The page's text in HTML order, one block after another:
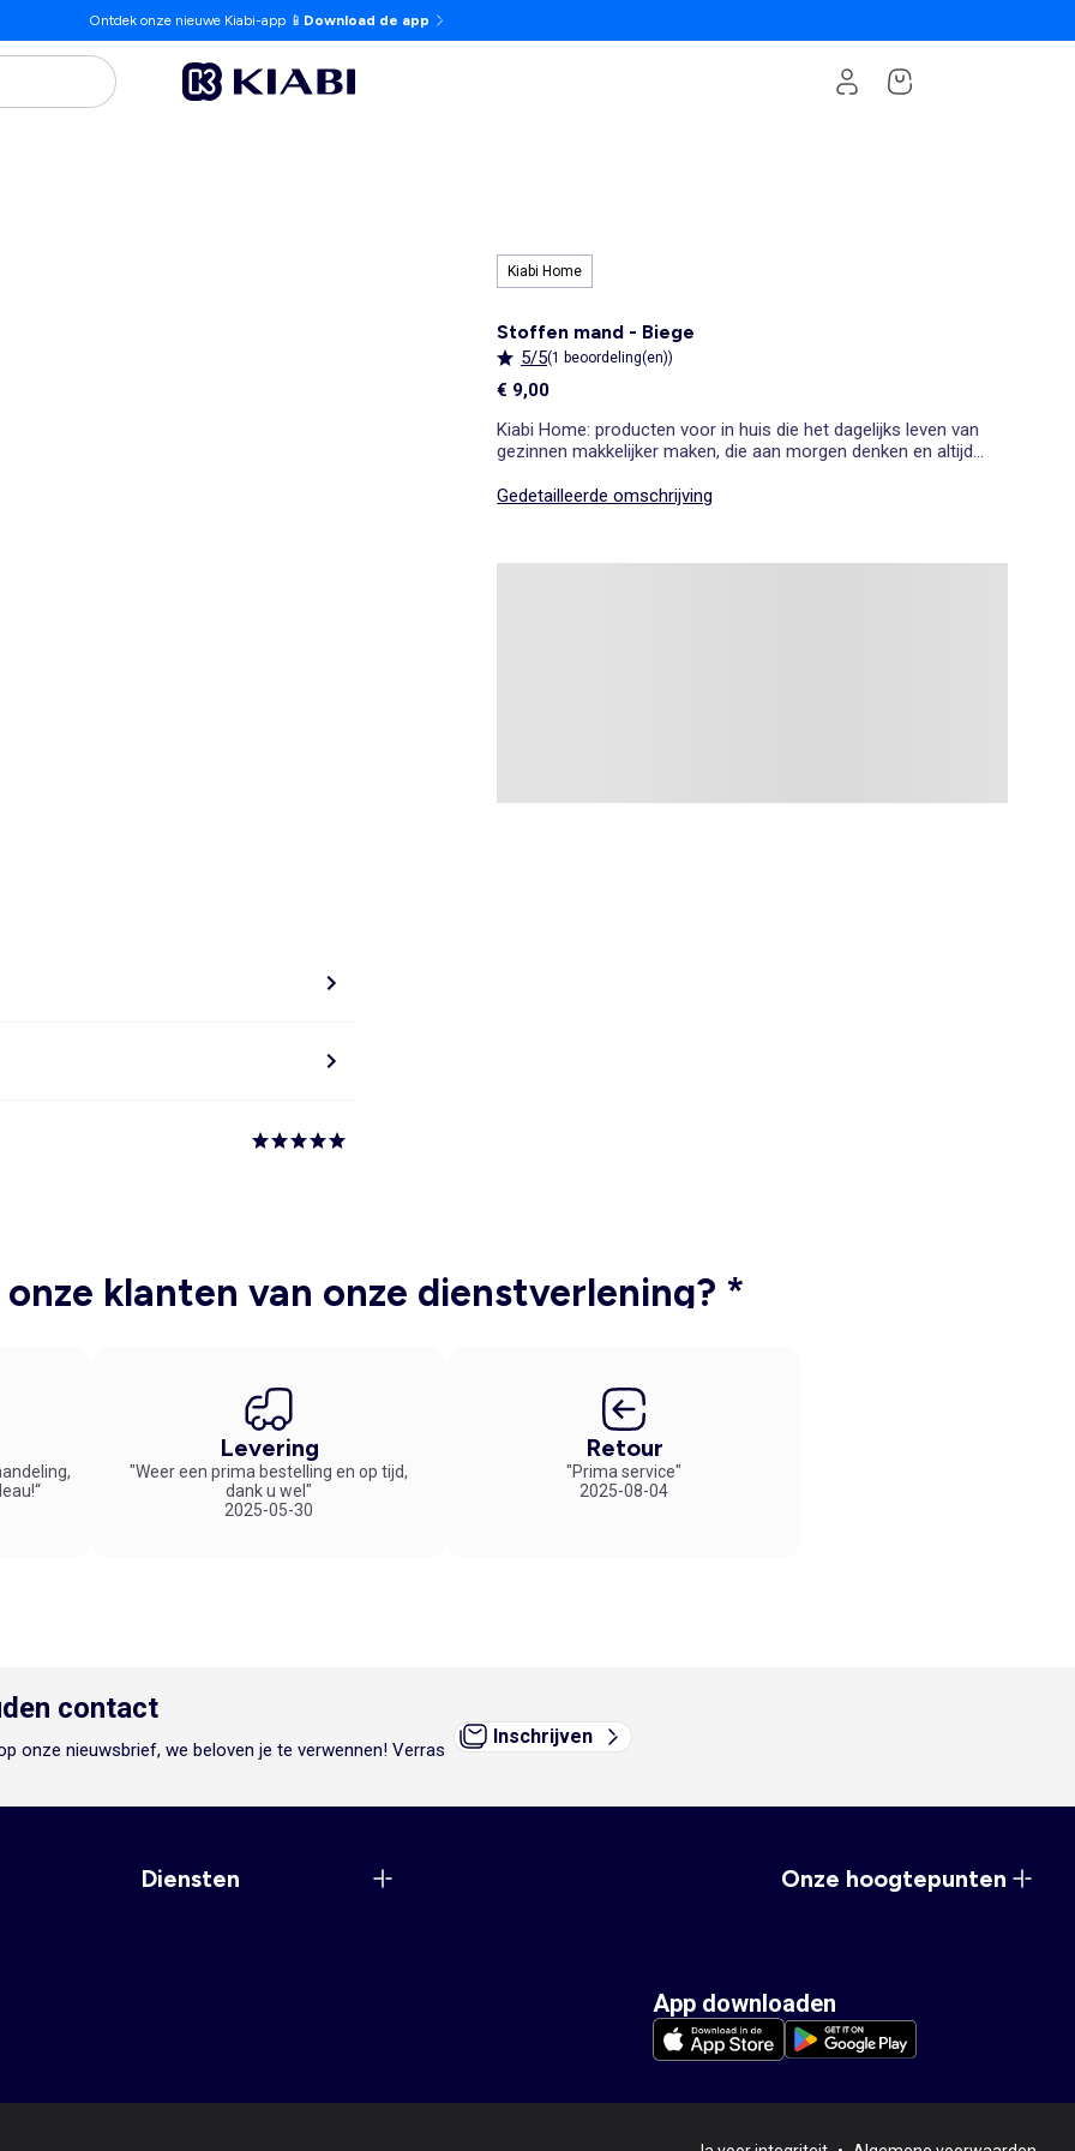
Ontdek onze nieuwe Kiabi-app 📱 Download de app
Kiabi Home
Stoffen mand - Biege
5/5(1 beoordeling(en))
€ 9,00
Kiabi Home: producten voor in huis die het dagelijks leven van
gezinnen makkelijker maken, die aan morgen denken en altijd
Gedetailleerde omschrijving
klanten van onze dienstverlening? *
Levering
"Weer een prima bestelling en op tijd,
dank u wel"
2025-05-30
Retour
"Prima service"
2025-08-04
contact
onze nieuwsbrief, we beloven je te verwennen! Verras
Inschrijven
Diensten Onze hoogtepunten
App downloaden